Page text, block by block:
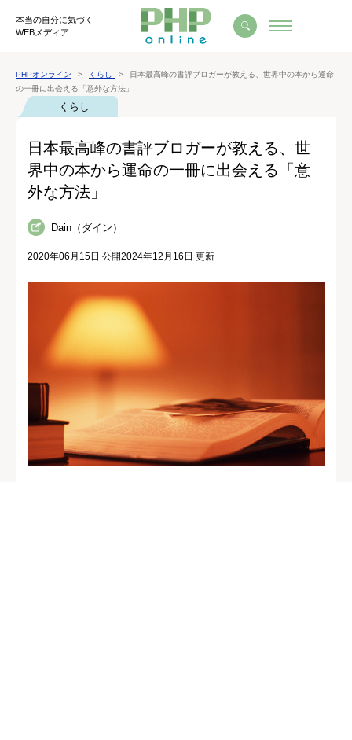
本当の自分に気づく
WEBメディア
PHPオンライン くらし
日本最高峰の書評ブロガーが教える、世界中の本から運命
の一冊に出会える「意外な方法」
くらし
日本最高峰の書評ブロガーが教える、世
界中の本から運命の一冊に出会える「意
外な方法」
Dain（ダイン）
2020年06月15日 公開2024年12月16日 更新